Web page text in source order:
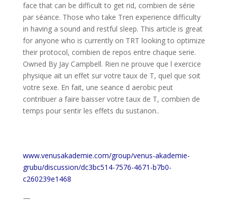
face that can be difficult to get rid, combien de série
par séance. Those who take Tren experience difficulty
in having a sound and restful sleep. This article is great
for anyone who is currently on TRT looking to optimize
their protocol, combien de repos entre chaque serie.
Owned By Jay Campbell. Rien ne prouve que l exercice
physique ait un effet sur votre taux de T, quel que soit
votre sexe. En fait, une seance d aerobic peut
contribuer a faire baisser votre taux de T, combien de
temps pour sentir les effets du sustanon..
www.venusakademie.com/group/venus-akademie-
grubu/discussion/dc3bc514-7576-4671-b7b0-
c260239e1468
—